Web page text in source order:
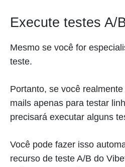
Execute testes A/
Mesmo se você for
teste.
Portanto, se você
mails apenas para testar
precisará executar alguns
Você pode fazer isso
recurso de teste A/B do